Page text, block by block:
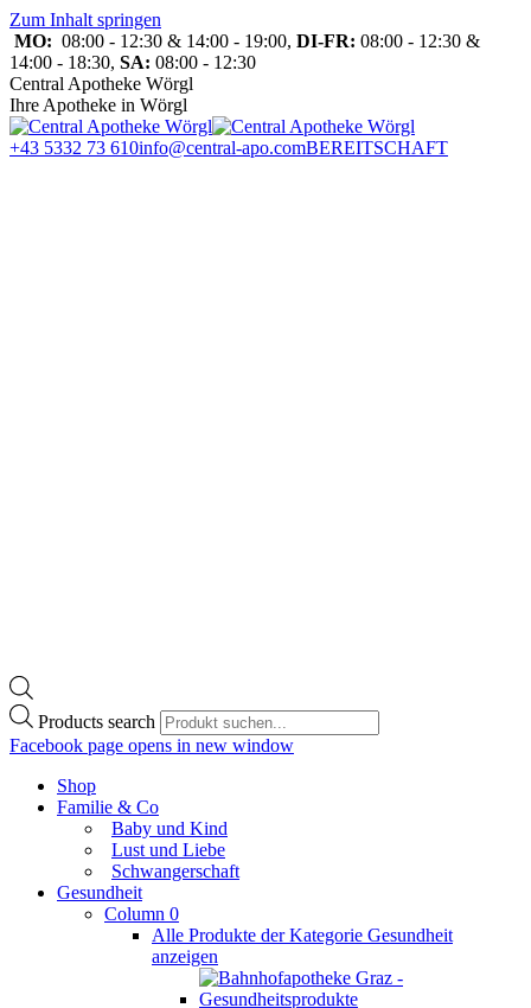
Zum Inhalt springen
MO: 08:00 - 12:30 & 14:00 - 19:00, DI-FR: 08:00 - 12:30 &
14:00 - 18:30, SA: 08:00 - 12:30
Central Apotheke Wörgl
Ihre Apotheke in Wörgl
+43 5332 73 610info@central-apo.comBEREITSCHAFT
Products search
Facebook page opens in new window
Shop
Familie & Co
Baby und Kind
Lust und Liebe
Schwangerschaft
Gesundheit
Column 0
Alle Produkte der Kategorie Gesundheit
anzeigen